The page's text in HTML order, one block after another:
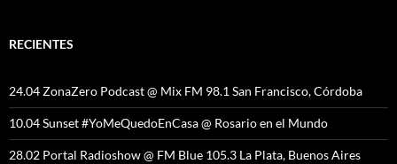
RECIENTES
24.04 ZonaZero Podcast @ Mix FM 98.1 San Francisco, Córdoba
10.04 Sunset #YoMeQuedoEnCasa @ Rosario en el Mundo
28.02 Portal Radioshow @ FM Blue 105.3 La Plata, Buenos Aires